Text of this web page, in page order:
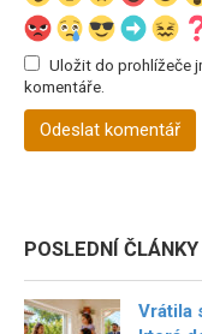
Uložit do prohlížeče
komentáře.
POSLEDNÍ ČLÁNKY
Vrátila